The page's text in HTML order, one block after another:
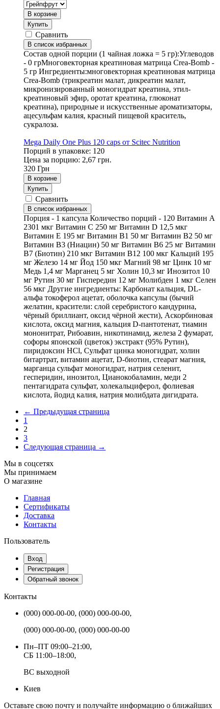
В корзине
Купить
Сравнить
В список избранных
Состав одной порции (1 чайная ложка = 5 гр):Углеводов
- 0 грМноговекторная креатиновая матрица Crea-Bomb -
5 гр Ингредиенты:многовекторная креатиновая матрица
Crea-Bomb (трикреатин малат, дикреатин малат,
микронизированный моногидрат креатина, этил-
креатиновый эфир, оротат креатина, глюконат
креатина), природные и искусственные ароматизаторы,
ацесульфам калия, красный пищевой краситель,
сукралоза.
Mega Daily One Plus 120 caps от Scitec Nutrition
Порций в упаковке: 120
Цена за порцию: 2,67 грн.
320 Грн
В корзине
Купить
Сравнить
В список избранных
Порция - 1 капсула Количество порций - 120 Витамин А
2301 мкг Витамин С 250 мг Витамин D 12,5 мкг
Витамин Е 195 мг Витамин B1 50 мг Витамин В2 50 мг
Витамин В3 (Ниацин) 50 мг Витамин В6 25 мг Витамин
В7 (Биотин) 210 мкг Витамин B12 100 мкг Кальций 195
мг Железо 14 мг Йод 150 мкг Магний 98 мг Цинк 10 мг
Медь 1,4 мг Марганец 5 мг Холин 10,3 мг Инозитол 10
мг Рутин 30 мг Гиспередин 12 мг Молибден 1 мкг Селен
56 мкг Другие ингредиенты: Карбонат кальция, DL-
альфа токоферол ацетат, оболочка капсулы (бычий
желатин, красители: слой серебристого кандурина,
чёрный бриллиант, оксид чёрной жести), Аскорбиновая
кислота, оксид магния, кальция D-пантотенат, тиамин
мононитрат, Рибоавин, никотинамид, железа 2 фумарат,
софоры японской (цветок) экстракт (95% Рутин),
пиридоксин HCl, Сульфат цинка моногидрат, холин
битартрат, витамин ацетат, D-биотин, стеарат магния,
марганца сульфат моногидрат, натрия селенит,
гесперидин, инозитол, Цианокобаламин, меди 2
пентагидрата сульфат, холекальциферол, фолиевая
кислота, йодид калия, натрия молибдата дигидрата.
← Предыдущая страница
1
2
3
Следующая страница →
Мы в соцсетях
Мы принимаем
О магазине
Главная
Сертификаты
Доставка
Контакты
Пользователь
Вход
Регистрация
Обратный звонок
Контакты
(000) 000-00-00, (000) 000-00-00,
(000) 000-00-00, (000) 000-00-00
Пн–ПТ 09:00–21:00,
СБ 11:00–18:00,
ВС выходной
Киев
Оставьте свою почту и получайте информацию о ближайших